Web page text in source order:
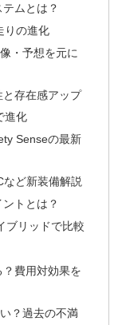
ムとは？
りの進化
・予想を元に
存在感アップ
進化
Senseの最新
ど新装備解説
トとは？
ブリッドで比較
費用対効果を
？過去の不満